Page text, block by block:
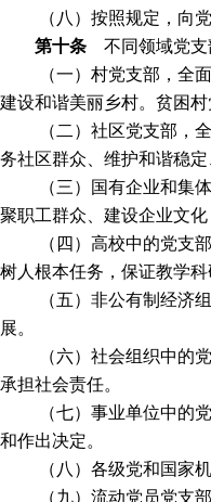
（八）按照规定，向
第十条 不同领域党支
（一）村党支部，全
建设和谐美丽乡村。贫困
（二）社区党支部，
务社区群众、维护和谐稳定
（三）国有企业和集
聚职工群众、建设企业文化
（四）高校中的党支
树人根本任务，保证教学科
（五）非公有制经济
展。
（六）社会组织中的
承担社会责任。
（七）事业单位中的
和作出决定。
（八）各级党和国家
（九）流动党员党支